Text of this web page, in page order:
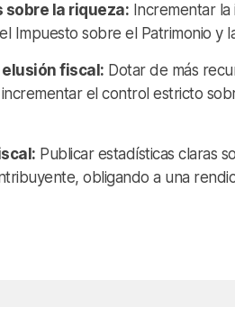
sobre la riqueza: Incrementar
Impuesto sobre el Patrimonio y
fiscal: Dotar de más
el control estricto
Publicar estadísticas claras
obligando a una